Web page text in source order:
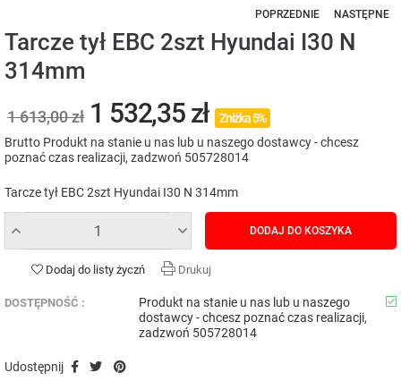
POPRZEDNIE NASTĘPNE
Tarcze tył EBC 2szt Hyundai I30 N
314mm
1 613,00 zł 1 532,35 zł
Zniżka 5%
Brutto Produkt na stanie u nas lub u naszego dostawcy - chcesz
poznać czas realizacji, zadzwoń 505728014
Tarcze tył EBC 2szt Hyundai I30 N 314mm
DODAJ DO KOSZYKA
Dodaj do listy życzń Drukuj
DOSTĘPNOŚĆ :
Produkt na stanie u nas lub u naszego
dostawcy - chcesz poznać czas realizacji,
zadzwoń 505728014
Udostępnij